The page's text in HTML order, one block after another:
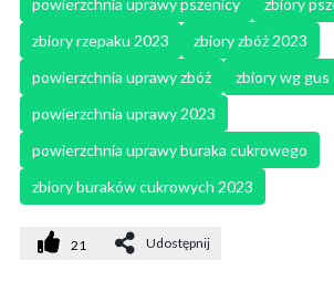
zbiory rzepaku 2023
zbiory zbóż 2023
powierzchnia uprawy zbóż
zbiory wg gus
powierzchnia uprawy 2023
powierzchnia uprawy buraka cukrowego
zbiory buraków cukrowych 2023
21 Udostępnij